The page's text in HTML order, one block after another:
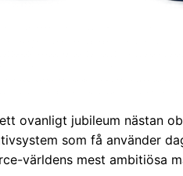
ovanligt jubileum nästan
som få använder
världens mest ambitiösa